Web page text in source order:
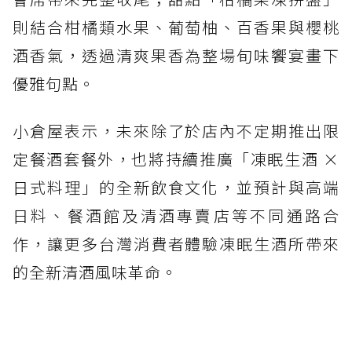
則結合柑橘類水果、葡萄柚、百香果與櫻桃
酒香氣，透過清爽果香為整場旬味饗宴畫下
優雅句點。
小倉屋表示，未來除了於店內不定期推出限
定餐酒套餐外，也將持續推廣「凍眠生酒 ×
日式料理」的全新飲食文化，並預計與高端
日料、餐酒館及清酒專賣店等不同通路合
作，讓更多台灣消費者體驗凍眠生酒所帶來
的全新清酒風味革命。